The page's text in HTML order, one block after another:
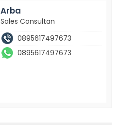
Arba
Sales Consultan
0895617497673
0895617497673